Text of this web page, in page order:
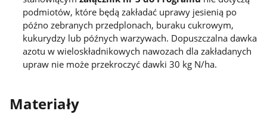
podmiotów, które będą zakładać uprawy jesienią po
późno zebranych przedplonach, buraku cukrowym,
kukurydzy lub późnych warzywach. Dopuszczalna dawka
azotu w wieloskładnikowych nawozach dla zakładanych
upraw nie może przekroczyć dawki 30 kg N/ha.
Materiały